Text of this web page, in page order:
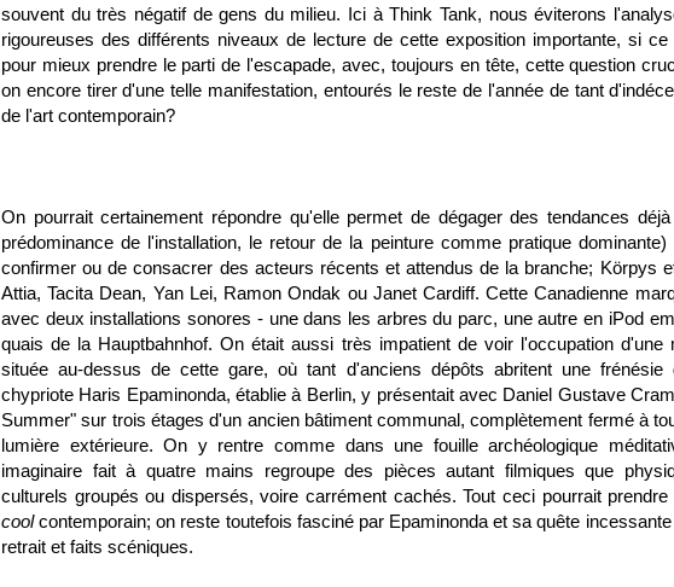
souvent du très négatif de gens du milieu. Ici à Think Tank, nous éviterons
rigoureuses des différents niveaux de lecture de cette exposition importante, si ce
pour mieux prendre le parti de l'escapade, avec, toujours en tête, cette question
on encore tirer d'une telle manifestation, entourés le reste de l'année de tant
de l'art contemporain?
On pourrait certainement répondre qu'elle permet de dégager des tendances
prédominance de l'installation, le retour de la peinture comme pratique
confirmer ou de consacrer des acteurs récents et attendus de la branche; Körpys
Attia, Tacita Dean, Yan Lei, Ramon Ondak ou Janet Cardiff. Cette Canadienne
avec deux installations sonores - une dans les arbres du parc, une autre en iPod
quais de la Hauptbahnhof. On était aussi très impatient de voir l'occupation d'une
située au-dessus de cette gare, où tant d'anciens dépôts abritent une frénésie
chypriote Haris Epaminonda, établie à Berlin, y présentait avec Daniel Gustave
Summer" sur trois étages d'un ancien bâtiment communal, complètement fermé à
lumière extérieure. On y rentre comme dans une fouille archéologique
imaginaire fait à quatre mains regroupe des pièces autant filmiques que
culturels groupés ou dispersés, voire carrément cachés. Tout ceci pourrait
coolcontemporain; on reste toutefois fasciné par Epaminonda et sa quête
retrait et faits scéniques.